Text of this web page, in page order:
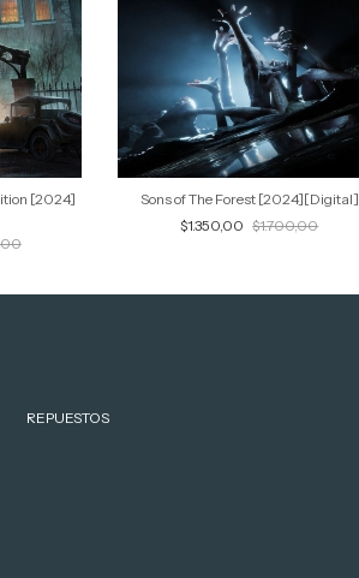
[2024]
Sons of The Forest [2024][Digital]
$1.350,00 $1.700,00
REPUESTOS